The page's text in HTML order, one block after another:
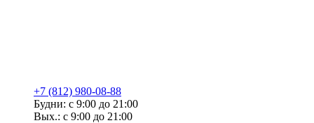
+7 (812) 980-08-88
Будни: с 9:00 до 21:00
Вых.: с 9:00 до 21:00